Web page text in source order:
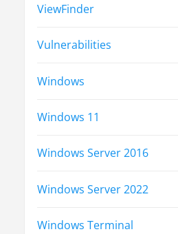
ViewFinder
Vulnerabilities
Windows
Windows 11
Windows Server 2016
Windows Server 2022
Windows Terminal